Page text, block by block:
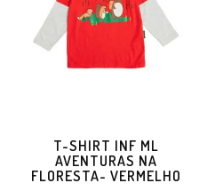
T-SHIRT INF ML
AVENTURAS NA
FLORESTA- VERMELHO